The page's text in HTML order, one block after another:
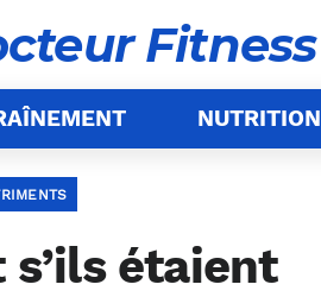
Fitness
NUTRITION
étaient